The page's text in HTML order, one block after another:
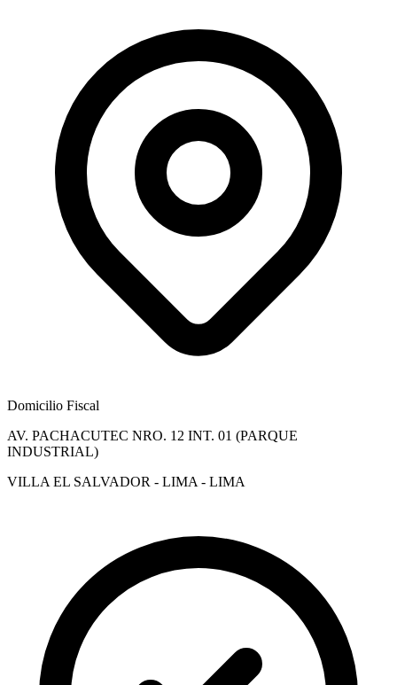
Domicilio Fiscal
AV. PACHACUTEC NRO. 12 INT. 01 (PARQUE
INDUSTRIAL)
VILLA EL SALVADOR - LIMA - LIMA